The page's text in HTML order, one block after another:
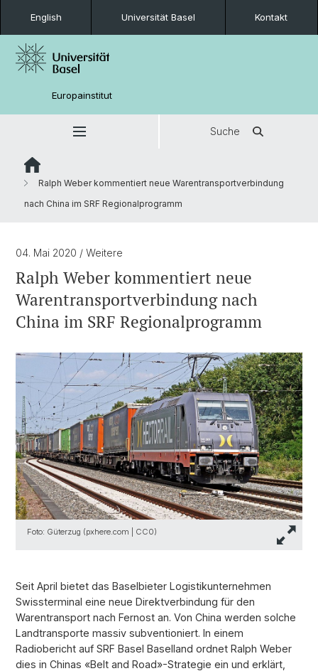
English Universität Basel Kontakt
Europainstitut
Suche
Ralph Weber kommentiert neue Warentransportverbindung
nach China im SRF Regionalprogramm
04. Mai 2020 / Weitere
Ralph Weber kommentiert neue
Warentransportverbindung nach
China im SRF Regionalprogramm
Foto: Güterzug (pxhere.com | CC0)
Seit April bietet das Baselbieter Logistikunternehmen
Swissterminal eine neue Direktverbindung für den
Warentransport nach Fernost an. Von China werden solche
Landtransporte massiv subventioniert. In einem
Radiobericht auf SRF Basel Baselland ordnet Ralph Weber
dies in Chinas «Belt and Road»-Strategie ein und erklärt,